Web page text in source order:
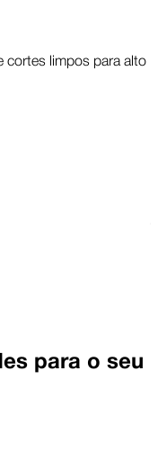
cortes limpos para alto
para o seu